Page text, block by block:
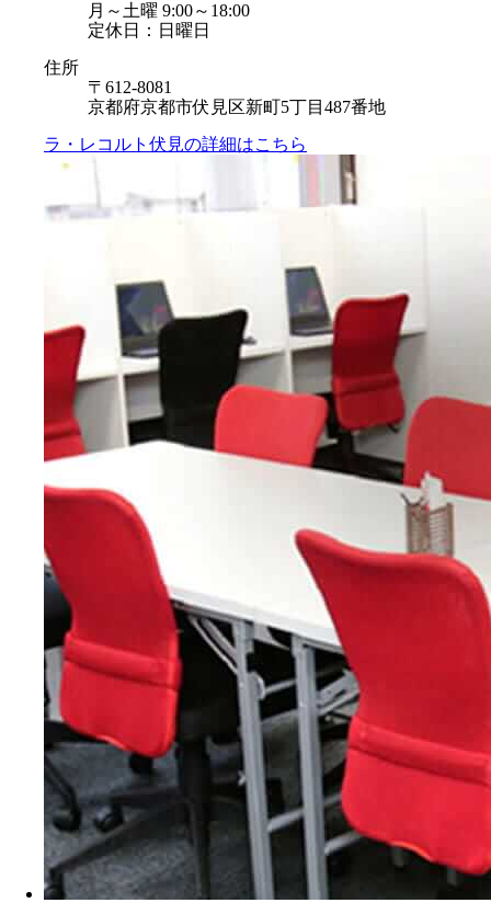
月～土曜 9:00～18:00
定休日：日曜日
住所
〒612-8081
京都府京都市伏見区新町5丁目487番地
ラ・レコルト伏見の詳細はこちら